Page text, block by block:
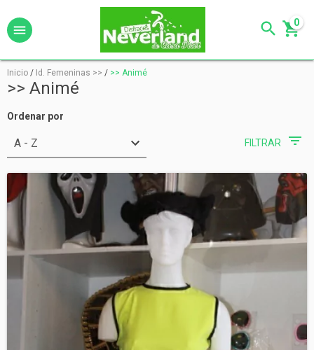
0
Inicio / Id. Femeninas >> / >> Animé
>> Animé
Ordenar por
FILTRAR